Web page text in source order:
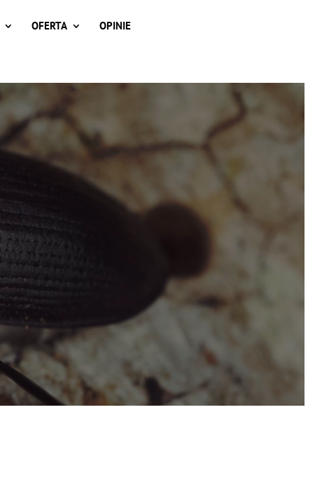
OFERTA OPINIE